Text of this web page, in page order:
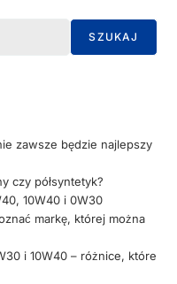
SZUKAJ
zawsze będzie najlepszy
czy półsyntetyk?
10W40 i 0W30
markę, której można
i 10W40 – różnice, które